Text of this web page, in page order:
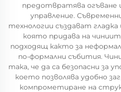
предотвратява огъване
управление.
технологии създават
която придава на
подходящ както за
по-формални събития.
така, че да са безопасни за
което позволява удобно
компрометиране на